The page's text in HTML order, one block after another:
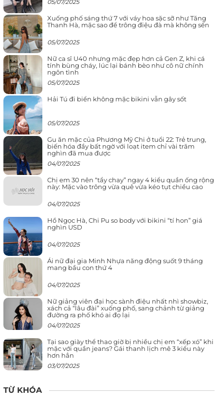
05/07/2025
Xuống phố sáng thứ 7 với váy hoa sặc sỡ như Tăng
Thanh Hà, mặc sao để trông điệu đà mà không sến
05/07/2025
Nữ ca sĩ U40 nhưng mặc đẹp hơn cả Gen Z, khi cá
tính bùng cháy, lúc lại bánh bèo như cô nữ chính
ngôn tình
05/07/2025
Hải Tú đi biển không mặc bikini vẫn gây sốt
05/07/2025
Gu ăn mặc của Phương Mỹ Chi ở tuổi 22: Trẻ trung,
biến hóa đầy bất ngờ với loạt item chỉ vài trăm
nghìn đã mua được
04/07/2025
Chị em 30 nên “tẩy chay” ngay 4 kiểu quần ống rộng
này: Mặc vào trông vừa quê vừa kéo tụt chiều cao
04/07/2025
Hồ Ngọc Hà, Chi Pu so body với bikini “tí hon” giá
nghìn USD
04/07/2025
Ái nữ đại gia Minh Nhựa năng động suốt 9 tháng
mang bầu con thứ 4
04/07/2025
Nữ giảng viên đại học sành điệu nhất nhì showbiz,
xách cả “lâu đài” xuống phố, sang chảnh từ giảng
đường ra phố khó ai đọ lại
04/07/2025
Tại sao giày thể thao giờ bị nhiều chị em “xếp xó” khi
mặc với quần jeans? Gái thanh lịch mê 3 kiểu này
hơn hẳn
03/07/2025
TỪ KHÓA